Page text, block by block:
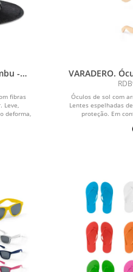
-
preto
fibras
Leve,
deforma,
VARADERO.
e
Óculos de sol com
Lentes espelhadas
proteção. Em